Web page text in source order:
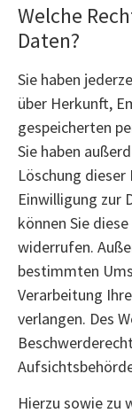
Welche
Daten?
Sie haben
über Herkunft,
gespeicherten
Sie haben
Löschung dieser
Einwilligung zur
können Sie
widerrufen.
bestimmten
Verarbeitung
verlangen. Des
Hierzu sowie zu